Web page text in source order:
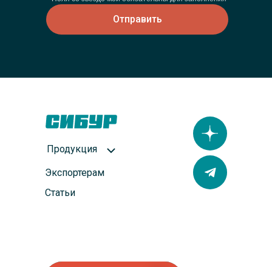
Отправить
Продукция
Статьи
Экспортерам